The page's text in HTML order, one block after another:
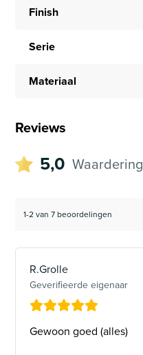
Finish
Serie
Materiaal
Reviews
5,0 Waardering
1-2 van 7 beoordelingen
R.Grolle
Geverifieerde eigenaar
Gewoon goed (alles)